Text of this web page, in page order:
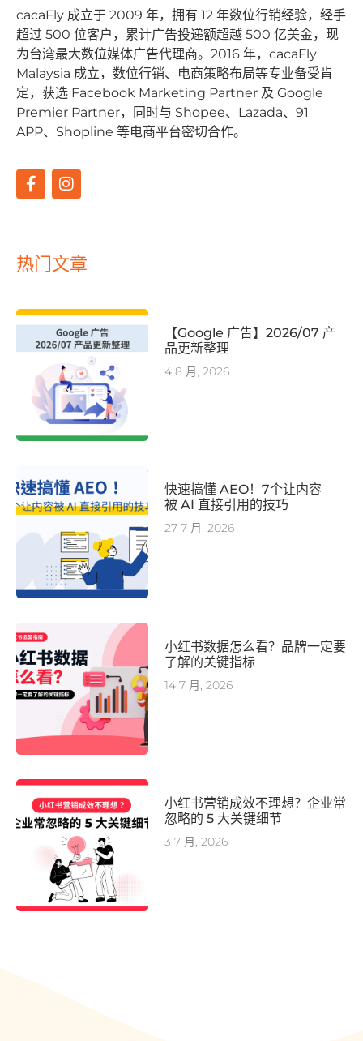
cacaFly 成⽴于 2009 年，拥有 12 年数位⾏销经验，经⼿
超过 500 位客户，累计⼴告投递额超越 500 亿美⾦，现
为台湾最⼤数位媒体⼴告代理商。2016 年，cacaFly
Malaysia 成⽴，数位⾏销、电商策略布局等专业备受肯
定，获选 Facebook Marketing Partner 及 Google
Premier Partner，同时与 Shopee、Lazada、91
APP、Shopline 等电商平台密切合作。
热门文章
【Google 广告】2026/07 产
品更新整理
4 8 月, 2026
快速搞懂 AEO！7个让内容
被 AI 直接引用的技巧
27 7 月, 2026
小红书数据怎么看？品牌一定要
了解的关键指标
14 7 月, 2026
小红书营销成效不理想？企业常
忽略的 5 大关键细节
3 7 月, 2026